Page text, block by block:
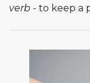
verb - to keep a